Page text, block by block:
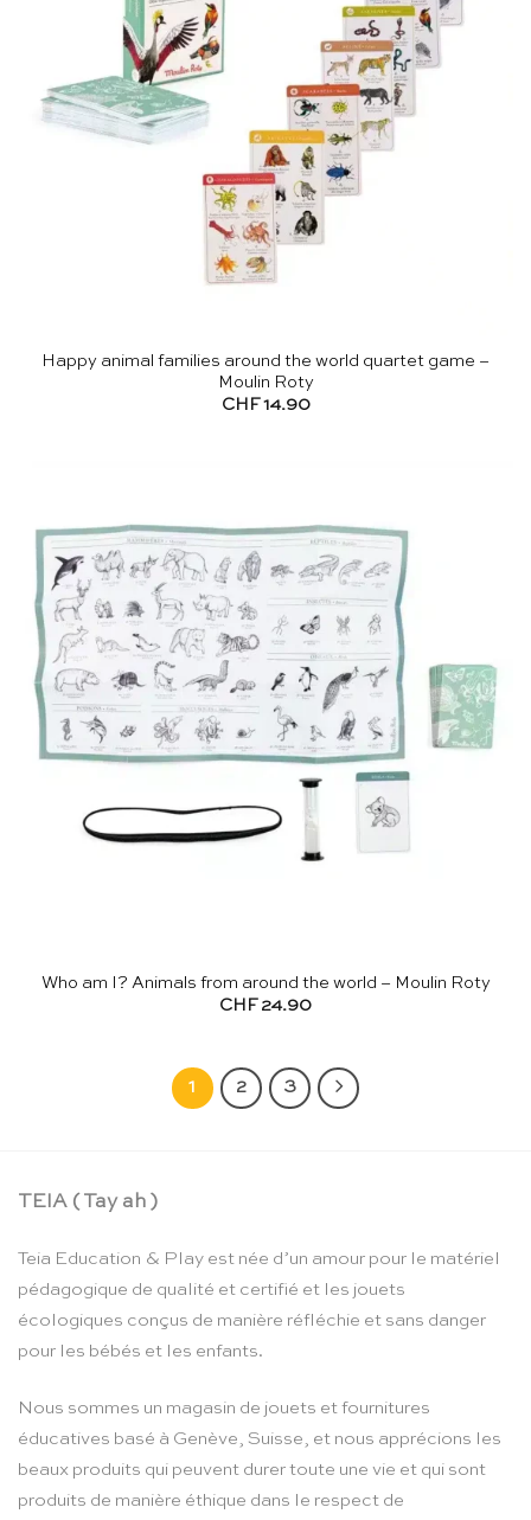
Happy animal families around the world quartet game –
Moulin Roty
CHF 14.90
Who am I? Animals from around the world – Moulin Roty
CHF 24.90
1 2 3
TEIA ( Tay ah )
Teia Education & Play est née d’un amour pour le matériel
pédagogique de qualité et certifié et les jouets
écologiques conçus de manière réfléchie et sans danger
pour les bébés et les enfants.
Nous sommes un magasin de jouets et fournitures
éducatives basé à Genève, Suisse, et nous apprécions les
beaux produits qui peuvent durer toute une vie et qui sont
produits de manière éthique dans le respect de